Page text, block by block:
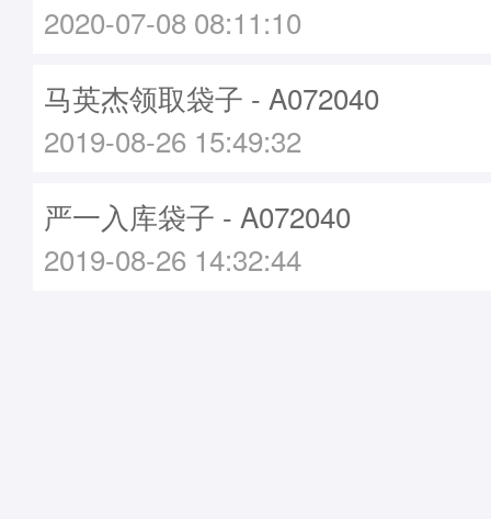
2020-07-08 08:11:10
马英杰领取袋子 - A072040
2019-08-26 15:49:32
严一入库袋子 - A072040
2019-08-26 14:32:44